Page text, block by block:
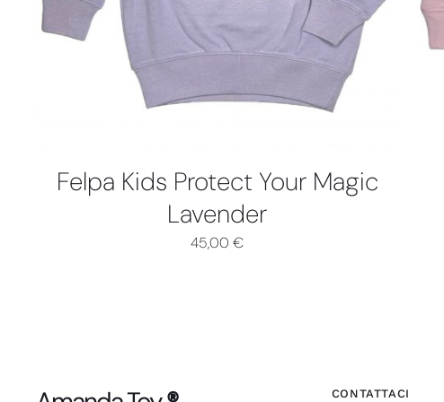
VARIANTI.
LE
POSSONO
DEL
PRODOTTO
Felpa Kids Protect Your Magic
Lavender
45,00€
CONTATTACI